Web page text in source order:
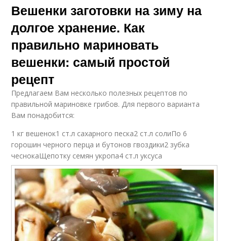
Вешенки заготовки на зиму на
долгое хранение. Как
правильно мариновать
вешенки: самый простой
рецепт
Предлагаем Вам несколько полезных рецептов по
правильной мариновке грибов. Для первого варианта
Вам понадобится:
1 кг вешенок1 ст.л сахарного песка2 ст.л солиПо 6
горошин черного перца и бутонов гвоздики2 зубка
чеснокаЩепотку семян укропа4 ст.л уксуса